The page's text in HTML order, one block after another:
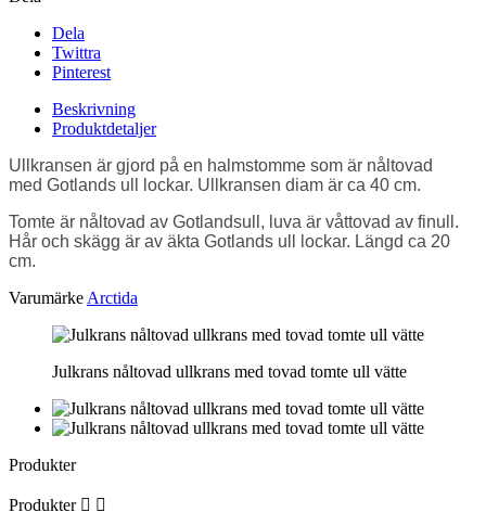
Dela
Twittra
Pinterest
Beskrivning
Produktdetaljer
Ullkransen är gjord på en halmstomme som är nåltovad
med Gotlands ull lockar. Ullkransen diam är ca 40 cm.
Tomte är nåltovad av Gotlandsull, luva är våttovad av finull.
Hår och skägg är av äkta Gotlands ull lockar. Längd ca 20
cm.
VarumärkeArctida
Julkrans nåltovad ullkrans med tovad tomte ull vätte
Produkter
Produkter  